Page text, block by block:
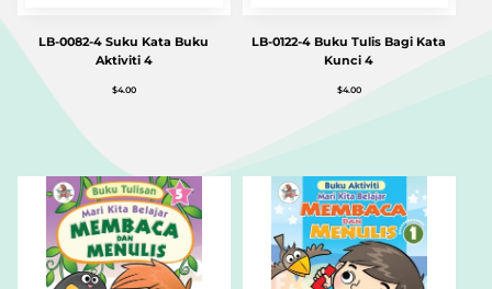
LB-0082-4 Suku Kata Buku
Aktiviti 4
$4.00
LB-0122-4 Buku Tulis Bagi Kata
Kunci 4
$4.00